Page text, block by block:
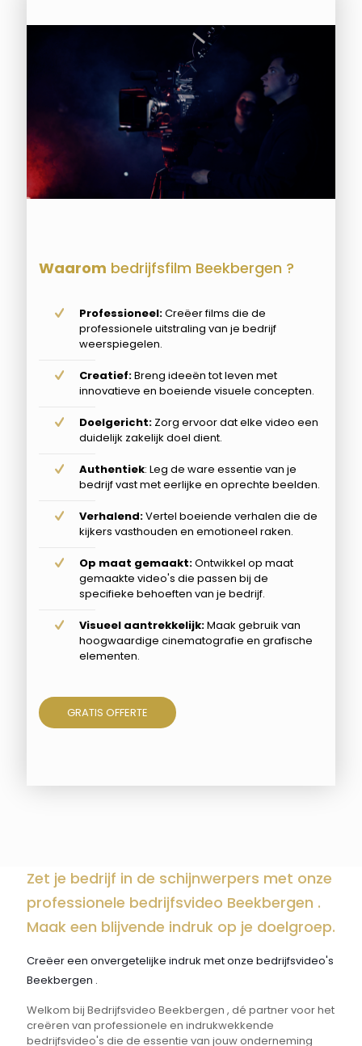
Waarom bedrijfsfilm Beekbergen ?
Professioneel:Creëer films die de
professionele uitstraling van je bedrijf
weerspiegelen.
Creatief:Breng ideeën tot leven met
innovatieve en boeiende visuele concepten.
Doelgericht: Zorg ervoor dat elke video een
duidelijk zakelijk doel dient.
Authentiek: Leg de ware essentie van je
bedrijf vast met eerlijke en oprechte beelden.
Verhalend:Vertel boeiende verhalen die de
kijkers vasthouden en emotioneel raken.
Op maat gemaakt:Ontwikkel op maat
gemaakte video's die passen bij de
specifieke behoeften van je bedrijf.
Visueel aantrekkelijk:Maak gebruik van
hoogwaardige cinematografie en grafische
elementen.
GRATIS OFFERTE
Zet je bedrijf in de schijnwerpers met onze
professionele bedrijfsvideo Beekbergen .
Maak een blijvende indruk op je doelgroep.
Creëer een onvergetelijke indruk met onze bedrijfsvideo's
Beekbergen .
Welkom bij Bedrijfsvideo Beekbergen , dé partner voor het
creëren van professionele en indrukwekkende
bedrijfsvideo's die de essentie van jouw onderneming